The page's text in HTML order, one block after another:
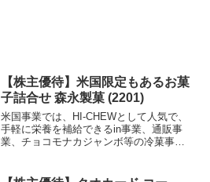
【株主優待】米国限定もあるお菓
子詰合せ 森永製菓 (2201)
米国事業では、HI-CHEWとして人気で、
手軽に栄養を補給できるin事業、通販事
業、チョコモナカジャンボ等の冷菓事業